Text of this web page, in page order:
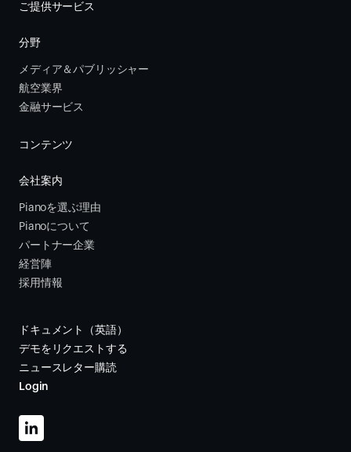
ご提供サービス
分野
メディア＆パブリッシャー
航空業界
金融サービス
コンテンツ
会社案内
Pianoを選ぶ理由
Pianoについて
パートナー企業
経営陣
採用情報
ドキュメント（英語）
デモをリクエストする
ニュースレター購読
Login